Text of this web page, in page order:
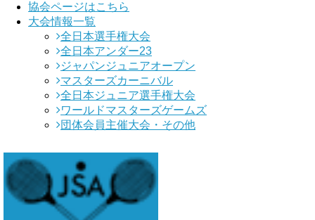
協会ページはこちら
大会情報一覧
全日本選手権大会
全日本アンダー23
ジャパンジュニアオープン
マスターズカーニバル
全日本ジュニア選手権大会
ワールドマスターズゲームズ
団体会員主催大会・その他